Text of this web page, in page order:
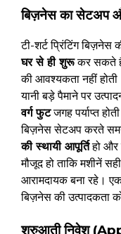
बिज़नेस का सेटअप
टी-शर्ट प्रिंटिंग
घर से ही शुरूकर सकते
की आवश्यकता नहीं
यानी बड़े पैमाने पर
वर्ग फुटजगह पर्याप्त
बिज़नेस सेटअप करते
की स्थायी आपूर्तिहो और
मौजूद हो ताकि मशीनें
आरामदायक बना रहे।
बिज़नेस की उत्पादकता
शुरुआती निवेश